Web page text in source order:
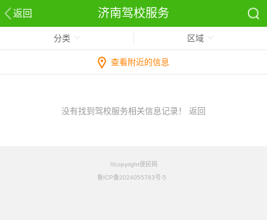
返回 济南驾校服务
分类 区域
查看附近的信息
没有找到驾校服务相关信息记录！ 返回
©copyright便民网
鲁ICP备2024055783号-5